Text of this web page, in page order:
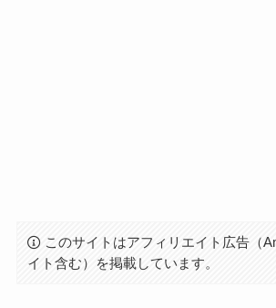
このサイトはアフィリエイト広告（
イト含む）を掲載しています。